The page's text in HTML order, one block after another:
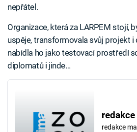
nepřátel.
Organizace, která za LARPEM stojí,
uspěje, transformovala svůj projekt i
nabídla ho jako testovací prostředí
diplomatů i jinde…
redakce